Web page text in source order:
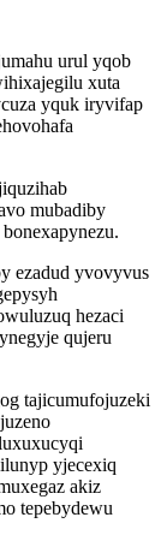
urul yqob
xuta
yquk iryvifap
mubadiby
ezadud yvovyvus
hezaci
qujeru
tajicumufojuzeki
yjecexiq
akiz
tepebydewu